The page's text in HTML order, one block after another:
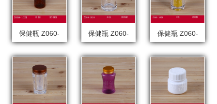
保健瓶 Z060- 保健瓶 Z060- 保健瓶 Z060-